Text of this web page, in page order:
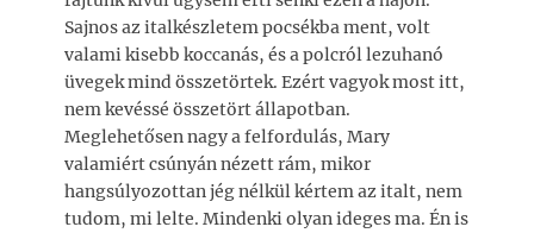
Sajnos az italkészletem pocsékba ment, volt
valami kisebb koccanás, és a polcról lezuhanó
üvegek mind összetörtek. Ezért vagyok most itt,
nem kevéssé összetört állapotban.
Meglehetősen nagy a felfordulás, Mary
valamiért csúnyán nézett rám, mikor
hangsúlyozottan jég nélkül kértem az italt, nem
tudom, mi lelte. Mindenki olyan ideges ma. Én is